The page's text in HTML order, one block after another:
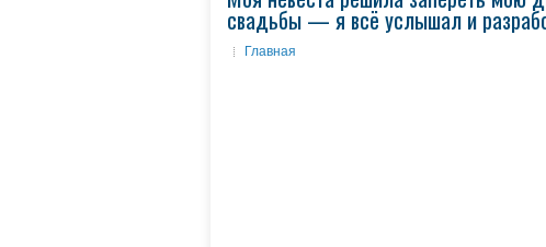
свадьбы — я всё услышал и
Главная